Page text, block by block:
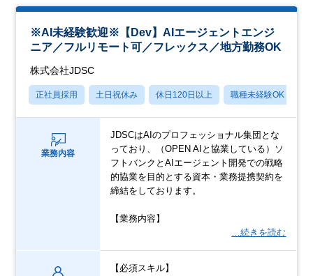
※AI未経験歓迎※【Dev】AIエージェントエンジ
ニア／フルリモート可／フレックス／地方勤務OK
株式会社JDSC
正社員採用 土日祝休み 休日120日以上 職種未経験OK
業務内容
JDSCはAIのプロフェッショナル集団とな
っており、（OPEN AIと協業している）ソ
フトバンクとAIエージェント開発での戦略
的協業を目的とする資本・業務提携契約を
締結をしております。
【業務内容】
…続きを読む
【必須スキル】